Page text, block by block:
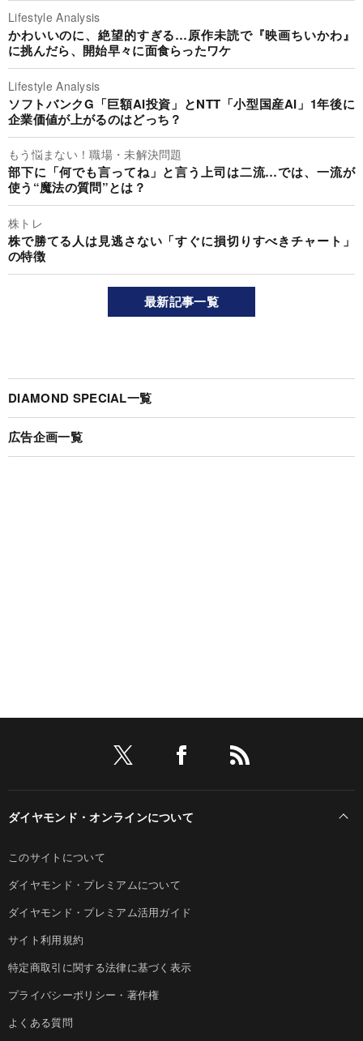
Lifestyle Analysis
かわいいのに、絶望的すぎる…原作未読で『映画ちいかわ』
に挑んだら、開始早々に面食らったワケ
Lifestyle Analysis
ソフトバンクG「巨額AI投資」とNTT「小型国産AI」1年後に
企業価値が上がるのはどっち？
もう悩まない！職場・未解決問題
部下に「何でも言ってね」と言う上司は二流…では、一流が
使う“魔法の質問”とは？
株トレ
株で勝てる人は見逃さない「すぐに損切りすべきチャート」
の特徴
最新記事一覧
DIAMOND SPECIAL一覧
広告企画一覧
ダイヤモンド・オンラインについて
このサイトについて
ダイヤモンド・プレミアムについて
ダイヤモンド・プレミアム活用ガイド
サイト利用規約
特定商取引に関する法律に基づく表示
プライバシーポリシー・著作権
よくある質問